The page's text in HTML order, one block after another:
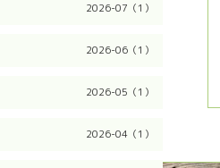
2026-07（1）
2026-06（1）
2026-05（1）
2026-04（1）